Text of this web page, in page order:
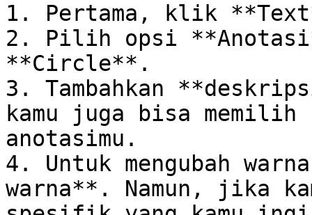
1. Pertama, klik
2. Pilih opsi
**Circle**.
3. Tambahkan
kamu juga bisa
anotasimu.
4. Untuk mengubah
warna**. Namun, jika